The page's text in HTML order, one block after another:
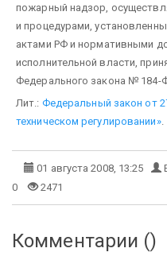
пожарный надзор,
и процедурами,
актами РФ и нормативными
исполнительной власти,
Федерального за­кона № 184-
Лит.: Федеральный закон от
техническом регулировании».
01 августа 2008, 13:25
0 2471
Комментарии ()